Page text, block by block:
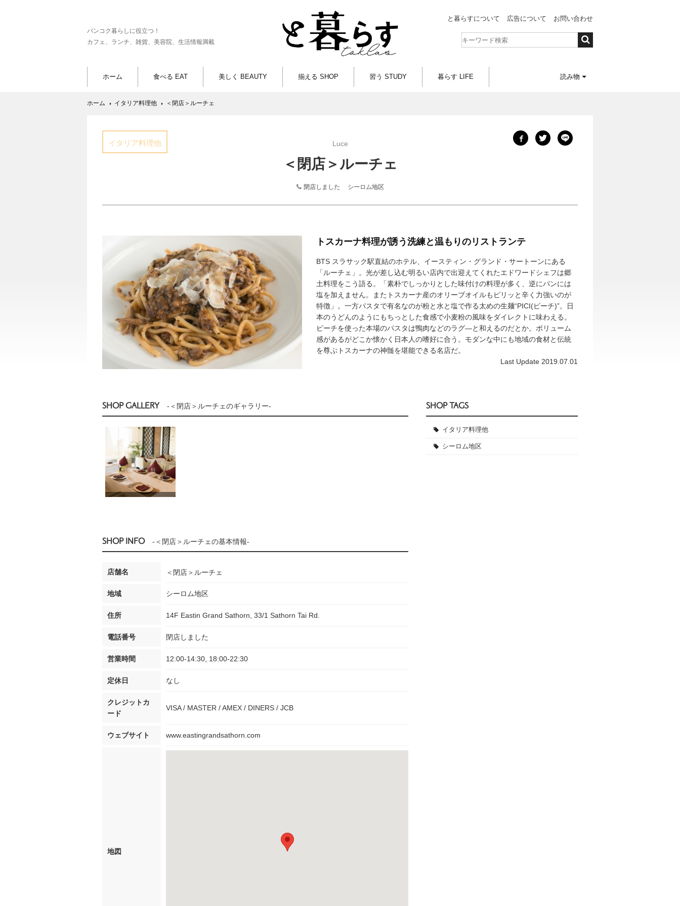
バンコク暮らしに役立つ！
カフェ、ランチ、雑貨、美容院、生活情報満載
と暮らすについて 広告について お問い合わせ
ホーム 食べる EAT 美しく BEAUTY 揃える SHOP 習う STUDY 暮らす LIFE 読み物
ホーム イタリア料理他 ＜閉店＞ルーチェ
イタリア料理他 Luce
＜閉店＞ルーチェ
閉店しました シーロム地区
トスカーナ料理が誘う洗練と温もりのリストランテ
BTS スラサック駅直結のホテル、イースティン・グランド・サートーンにある
「ルーチェ」。光が差し込む明るい店内で出迎えてくれたエドワードシェフは郷
土料理をこう語る。「素朴でしっかりとした味付けの料理が多く、逆にパンには
塩を加えません。またトスカーナ産のオリーブオイルもピリッと辛く力強いのが
特徴」。一方パスタで有名なのが粉と水と塩で作る太めの生麺“PICI(ピーチ)”。日
本のうどんのようにもちっとした食感で小麦粉の風味をダイレクトに味わえる。
ピーチを使った本場のパスタは鴨肉などのラグ―と和えるのだとか。ボリューム
感があるがどこか懐かく日本人の嗜好に合う。モダンな中にも地域の食材と伝統
を尊ぶトスカーナの神髄を堪能できる名店だ。
Last Update 2019.07.01
SHOP GALLERY -＜閉店＞ルーチェのギャラリー-
SHOP INFO -＜閉店＞ルーチェの基本情報-
店舗名 ＜閉店＞ルーチェ
地域 シーロム地区
住所 14F Eastin Grand Sathorn, 33/1 Sathorn Tai Rd.
電話番号 閉店しました
営業時間 12:00-14:30, 18:00-22:30
定休日 なし
クレジットカ
ード
VISA / MASTER / AMEX / DINERS / JCB
ウェブサイト www.eastingrandsathorn.com
地図
SHOP TAGS
イタリア料理他
シーロム地区